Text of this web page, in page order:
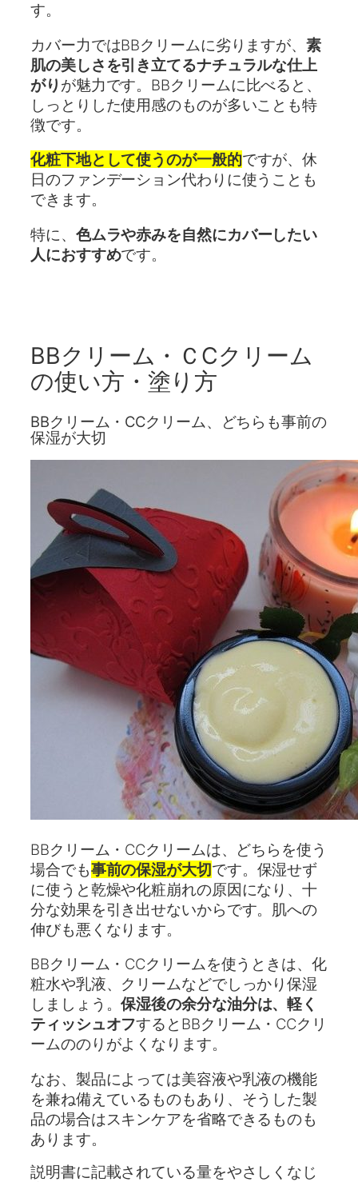
す。
カバー力ではBBクリームに劣りますが、素
肌の美しさを引き立てるナチュラルな仕上
がり が魅力です。BBクリームに比べると、
しっとりした使用感のものが多いことも特
徴です。
化粧下地として使うのが一般的ですが、休
日のファンデーション代わりに使うことも
できます。
特に、 色ムラや赤みを自然にカバーしたい
人におすすめです。
BBクリーム・ＣCクリーム
の使い方・塗り方
BBクリーム・CCクリーム、どちらも事前の
保湿が大切
BBクリーム・CCクリームは、どちらを使う
場合でも事前の保湿が大切です。保湿せず
に使うと乾燥や化粧崩れの原因になり、十
分な効果を引き出せないからです。肌への
伸びも悪くなります。
BBクリーム・CCクリームを使うときは、化
粧水や乳液、クリームなどでしっかり保湿
しましょう。保湿後の余分な油分は、軽く
ティッシュオフするとBBクリーム・CCクリ
ームののりがよくなります。
なお、製品によっては美容液や乳液の機能
を兼ね備えているものもあり、そうした製
品の場合はスキンケアを省略できるものも
あります。
説明書に記載されている量をやさしくなじ